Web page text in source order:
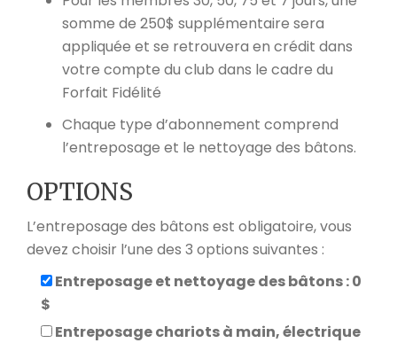
somme de 250$ supplémentaire sera
appliquée et se retrouvera en crédit dans
votre compte du club dans le cadre du
Forfait Fidélité
Chaque type d’abonnement comprend
l’entreposage et le nettoyage des bâtons.
OPTIONS
L’entreposage des bâtons est obligatoire, vous
devez choisir l’une des 3 options suivantes :
Entreposage et nettoyage des bâtons : 0
$
Entreposage chariots à main, électrique